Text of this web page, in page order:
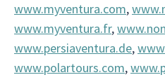
www.myventura.com,
www.myventura.fr,
www.persiaventura.de,
www.polartours.com,